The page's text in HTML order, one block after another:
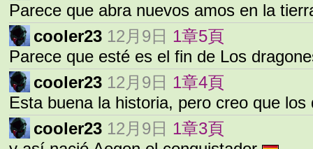
Parece que abra nuevos amos en la
cooler23 12月9日 1章5頁
Parece que esté es el fin de Los
cooler23 12月9日 1章4頁
Esta buena la historia, pero creo que
cooler23 12月9日 1章3頁